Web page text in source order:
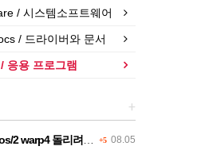
/ 시스템소프트웨어
/ 드라이버와 문서
용 프로그램
+
+5 08.05
warp4 돌리려면....